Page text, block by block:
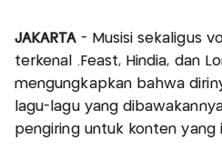
JAKARTA- Musisi sekaligus
terkenal .Feast, Hindia, dan
mengungkapkan bahwa
lagu-lagu yang
pengiring untuk konten yang